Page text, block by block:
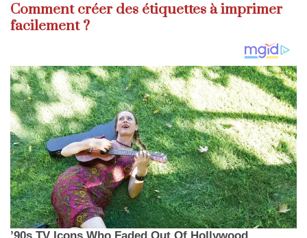
Comment créer des étiquettes à imprimer
facilement ?